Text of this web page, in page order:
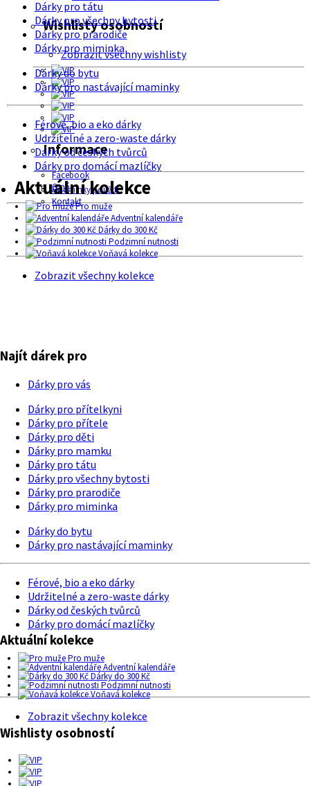
Wishlisty osobností
Zobrazit všechny wishlisty
Informace
Facebook
O nás
Podmínky použití
Kontakt
Dárky pro tátu
Dárky pro všechny bytosti
Dárky pro prarodiče
Dárky pro miminka
Dárky do bytu
Dárky pro nastávající maminky
Férové, bio a eko dárky
Udržitelné a zero-waste dárky
Dárky od českých tvůrců
Dárky pro domácí mazlíčky
Aktuální kolekce
Pro muže
Adventní kalendáře
Dárky do 300 Kč
Podzimní nutnosti
Voňavá kolekce
Zobrazit všechny kolekce
Najít dárek pro
Dárky pro vás
Dárky pro přítelkyni
Dárky pro přítele
Dárky pro děti
Dárky pro mamku
Dárky pro tátu
Dárky pro všechny bytosti
Dárky pro prarodiče
Dárky pro miminka
Dárky do bytu
Dárky pro nastávající maminky
Férové, bio a eko dárky
Udržitelné a zero-waste dárky
Dárky od českých tvůrců
Dárky pro domácí mazlíčky
Aktuální kolekce
Pro muže
Adventní kalendáře
Dárky do 300 Kč
Podzimní nutnosti
Voňavá kolekce
Zobrazit všechny kolekce
Wishlisty osobností